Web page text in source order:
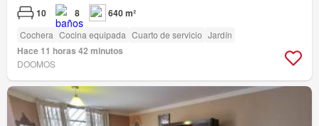
10 8 640 m²
Cochera Cocina equipada Cuarto de servicio Jardín
Hace 11 horas 42 minutos
DOOMOS